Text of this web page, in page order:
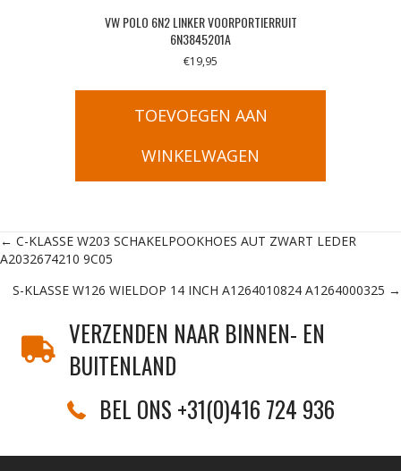
VW POLO 6N2 LINKER VOORPORTIERRUIT
6N3845201A
€19,95
TOEVOEGEN AAN
WINKELWAGEN
Posts
navigation
← C-KLASSE W203 SCHAKELPOOKHOES AUT ZWART LEDER
A2032674210 9C05
S-KLASSE W126 WIELDOP 14 INCH A1264010824 A1264000325 →
VERZENDEN NAAR BINNEN- EN
BUITENLAND
BEL ONS +31(0)416 724 936